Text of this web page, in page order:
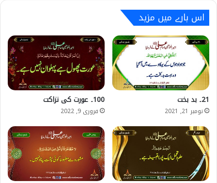
اس بارے میں مزید
21۔ بد بخت
نومبر 21, 2021
100۔ عورت کی نزاکت
فروری 9, 2022